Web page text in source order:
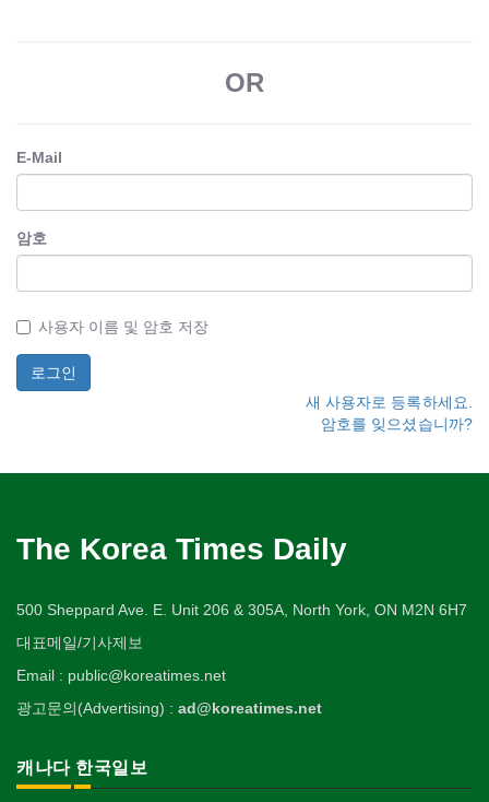
OR
E-Mail
암호
사용자 이름 및 암호 저장
새 사용자로 등록하세요.
암호를 잊으셨습니까?
The Korea Times Daily
500 Sheppard Ave. E. Unit 206 & 305A, North York, ON M2N 6H7
대표메일/기사제보
Email : public@koreatimes.net
광고문의(Advertising) : ad@koreatimes.net
캐나다 한국일보